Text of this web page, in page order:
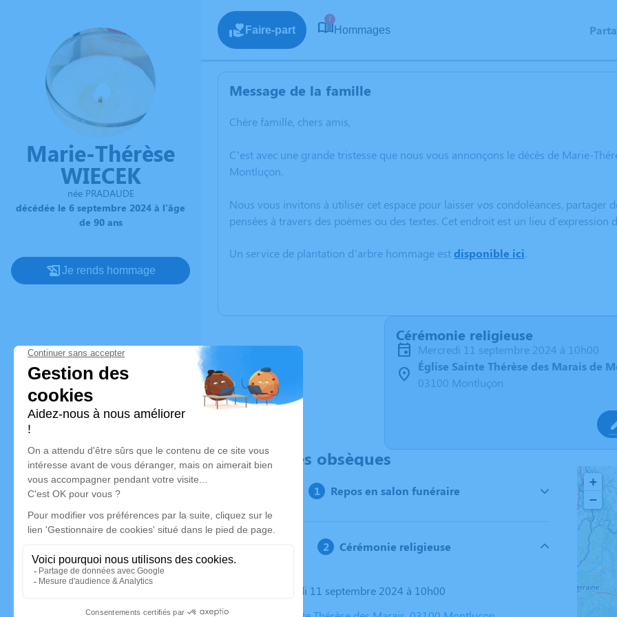
Marie-Thérèse
WIECEK
née PRADAUDE
décédée le 6 septembre 2024 à l'âge
de 90 ans
Je rends hommage
Faire-part
2
Hommages
Message de la famille
Chère famille, chers amis,
C’est avec une grande tristesse que nous vous annonçons le décès de Marie-
Montluçon.
Nous vous invitons à utiliser cet espace pour laisser vos condoléances, partager
pensées à travers des poèmes ou des textes. Cet endroit est un lieu d'expression
Un service de plantation d’arbre hommage estdisponible ici.
Cérémonie religieuse
mercredi 11 septembre 2024 à 10h00
Église Sainte Thérèse des Marais de
03100 Montluçon
Déroulé des obsèques
Repos en salon funéraire
Cérémonie religieuse
Le mercredi 11 septembre 2024 à 10h00
+
−